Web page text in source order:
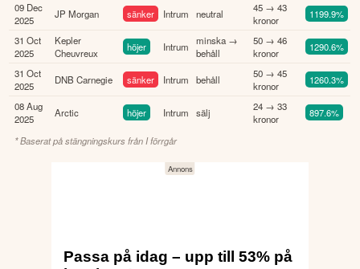
09 Dec
2025
JP Morgan sänker Intrum neutral
45 → 43
kronor
1199.9%
31 Oct
2025
Kepler
Cheuvreux
höjer Intrum
minska →
behåll
50 → 46
kronor
1290.6%
31 Oct
2025
DNB Carnegie sänker Intrum behåll
50 → 45
kronor
1260.3%
08 Aug
2025
Arctic höjer Intrum sälj
24 → 33
kronor
897.6%
* Baserat på stängningskurs från I förrgår